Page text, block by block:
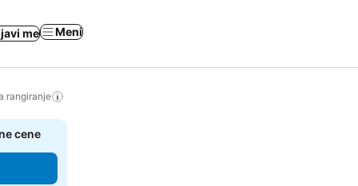
me Meni
rangiranje
cene